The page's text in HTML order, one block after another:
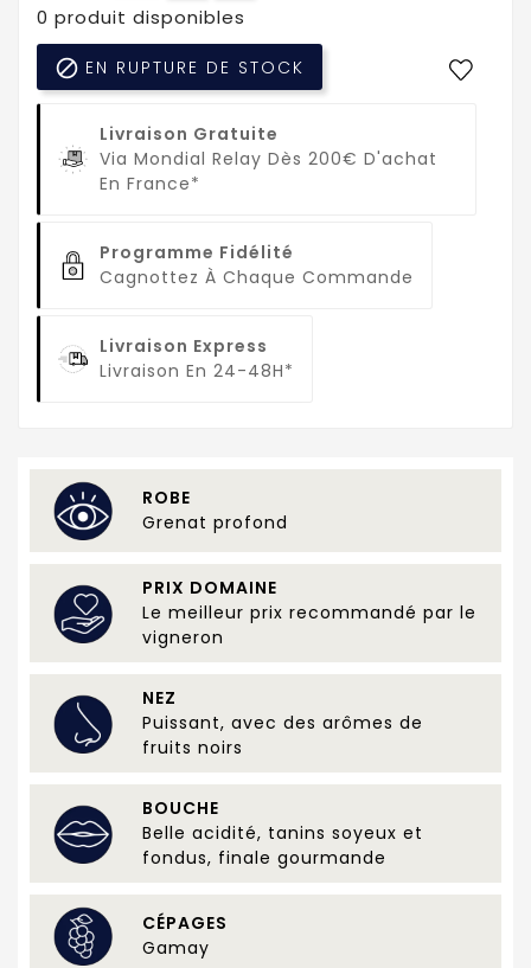
0 produit disponibles
 EN RUPTURE DE STOCK
Livraison Gratuite
Via Mondial Relay Dès 200€ D'achat
En France*
Programme Fidélité
Cagnottez À Chaque Commande
Livraison Express
Livraison En 24-48H*
ROBE
Grenat profond
PRIX DOMAINE
Le meilleur prix recommandé par le
vigneron
NEZ
Puissant, avec des arômes de
fruits noirs
BOUCHE
Belle acidité, tanins soyeux et
fondus, finale gourmande
CÉPAGES
Gamay